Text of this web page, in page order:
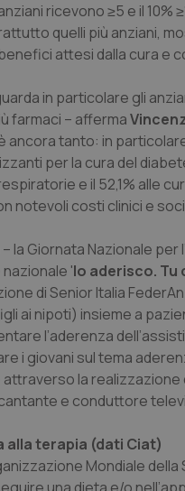
ricevono ≥5 e il
quelli più anziani,
attesi dalla cura e
in particolare gli
farmaci – afferma
tanto: in
per la cura del
e il 52,1% alle
notevoli costi clinici e
la Giornata Nazionale
'Io aderisco. Tu
di Senior Italia
ai nipoti) insieme a
l’aderenza
i giovani sul tema
la
e conduttore
alla terapia (dati Ciat)
Mondiale